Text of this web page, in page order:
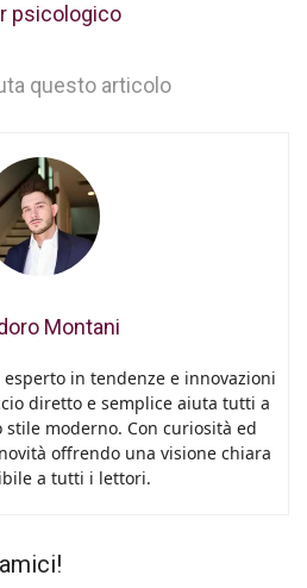
psicologico
questo articolo
Montani
in tendenze e innovazioni
diretto e semplice aiuta tutti a
moderno. Con curiosità ed
offrendo una visione chiara
a tutti i lettori.